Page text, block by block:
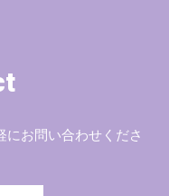
にお問い合わせくださ